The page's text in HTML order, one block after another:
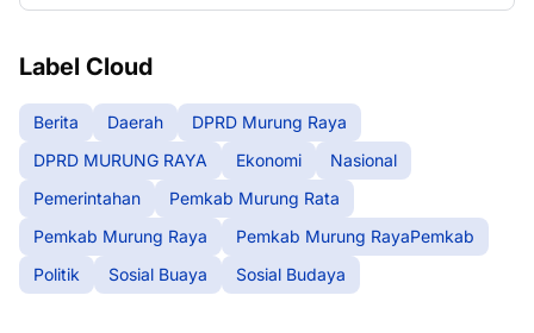
Label Cloud
Berita Daerah
DPRD Murung Raya
DPRD MURUNG RAYA
Ekonomi
Nasional
Pemerintahan
Pemkab Murung Rata
Pemkab Murung Raya
Pemkab Murung RayaPemkab
Politik
Sosial Buaya Sosial Budaya